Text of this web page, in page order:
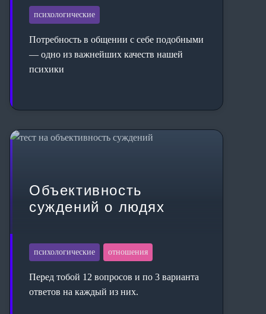
психологические
Потребность в общении с себе подобными
— одно из важнейших качеств нашей
психики
Объективность
суждений о людях
психологические отношения
Перед тобой 12 вопросов и по 3 варианта
ответов на каждый из них.